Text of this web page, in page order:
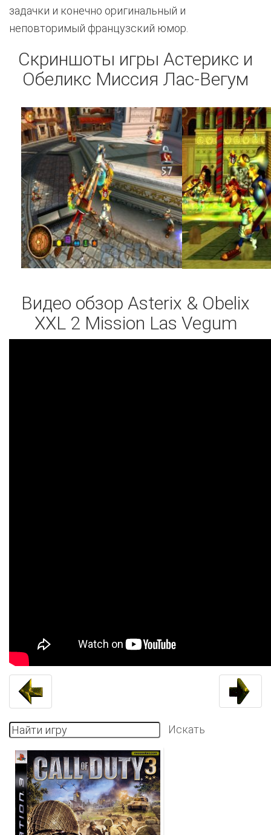
задачки и конечно оригинальный и
неповторимый французский юмор.
Скриншоты игры Астерикс и
Обеликс Миссия Лас-Вегум
Видео обзор Asterix & Obelix
XXL 2 Mission Las Vegum